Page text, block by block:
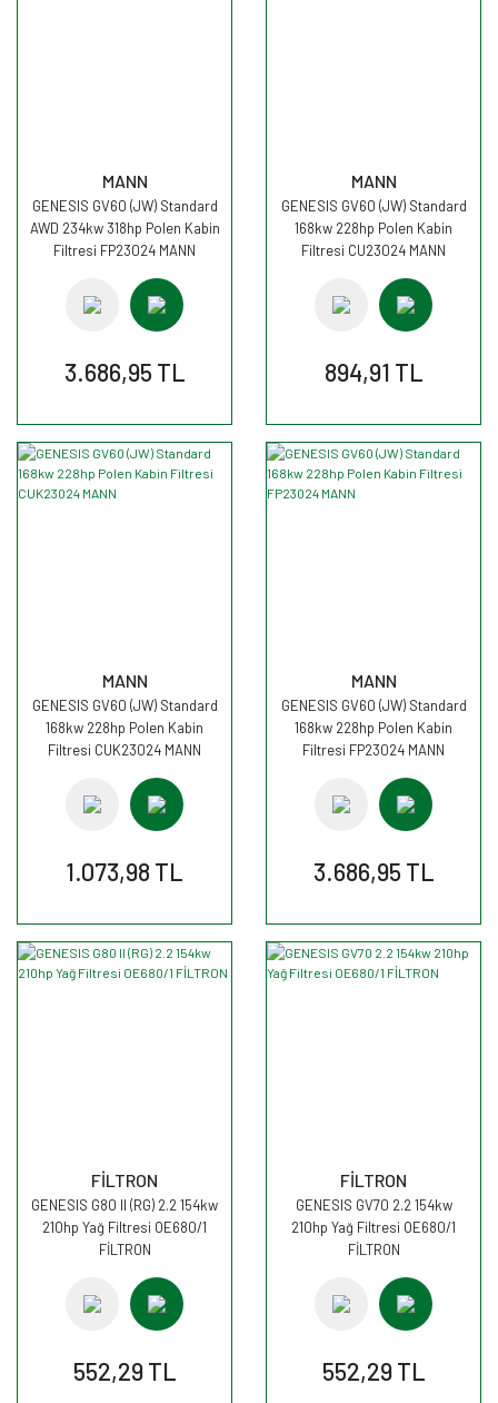
MANN
GENESIS GV60 (JW) Standard
AWD 234kw 318hp Polen Kabin
Filtresi FP23024 MANN
3.686,95 TL
MANN
GENESIS GV60 (JW) Standard
168kw 228hp Polen Kabin
Filtresi CU23024 MANN
894,91 TL
MANN
GENESIS GV60 (JW) Standard
168kw 228hp Polen Kabin
Filtresi CUK23024 MANN
1.073,98 TL
MANN
GENESIS GV60 (JW) Standard
168kw 228hp Polen Kabin
Filtresi FP23024 MANN
3.686,95 TL
FİLTRON
GENESIS G80 II (RG) 2.2 154kw
210hp Yağ Filtresi OE680/1
FİLTRON
552,29 TL
FİLTRON
GENESIS GV70 2.2 154kw
210hp Yağ Filtresi OE680/1
FİLTRON
552,29 TL